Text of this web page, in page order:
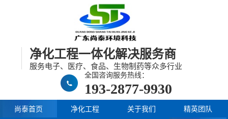
净化工程一体化解决服务商
服务电子、医疗、食品、生物制药等众多行业
全国咨询服务热线：
193-2877-9930
尚泰首页 净化工程 关于我们
精英团队